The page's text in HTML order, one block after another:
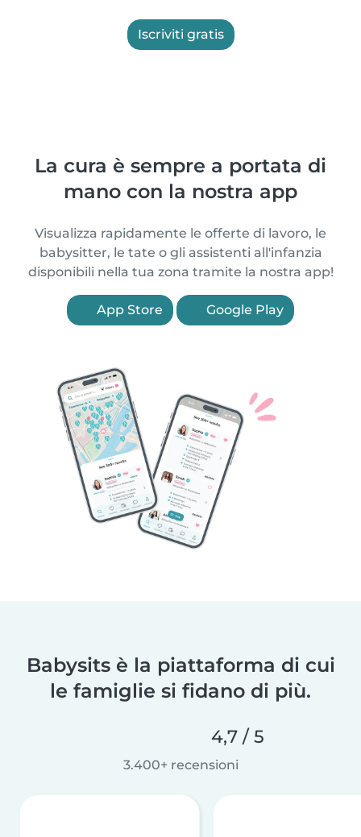
Iscriviti gratis
La cura è sempre a portata di
mano con la nostra app
Visualizza rapidamente le offerte di lavoro, le
babysitter, le tate o gli assistenti all'infanzia
disponibili nella tua zona tramite la nostra app!
App Store Google Play
Babysits è la piattaforma di cui
le famiglie si fidano di più.
4,7 / 5
3.400+ recensioni